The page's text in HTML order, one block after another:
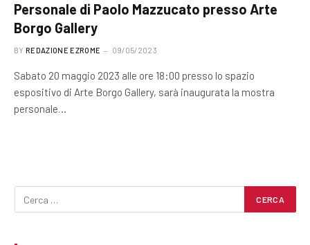
Personale di Paolo Mazzucato presso Arte
Borgo Gallery
BY REDAZIONE EZROME 09/05/2023
Sabato 20 maggio 2023 alle ore 18:00 presso lo spazio
espositivo di Arte Borgo Gallery, sarà inaugurata la mostra
personale…